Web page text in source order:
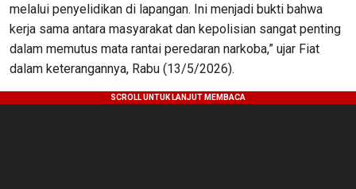
melalui penyelidikan di lapangan. Ini menjadi bukti bahwa
kerja sama antara masyarakat dan kepolisian sangat penting
dalam memutus mata rantai peredaran narkoba,” ujar Fiat
dalam keterangannya, Rabu (13/5/2026).